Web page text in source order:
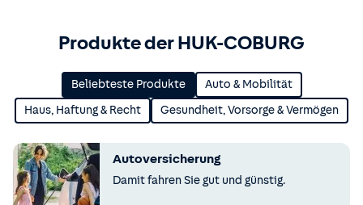
Produkte der HUK-COBURG
Beliebteste Produkte Auto & Mobilität
Haus, Haftung & Recht Gesundheit, Vorsorge & Vermögen
Autoversicherung
Damit fahren Sie gut und günstig.